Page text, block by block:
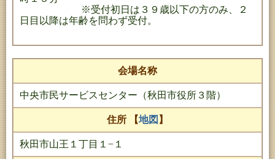
※受付初日は３９歳以下の方のみ、２
日目以降は年齢を問わず受付。
会場名称
中央市民サービスセンター（秋田市役所３階）
住所 【地図 】
秋田市山王１丁目１−１